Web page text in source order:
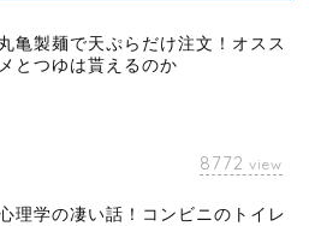
丸亀製麺で天ぷらだけ注文！オスス
メとつゆは貰えるのか
8772 view
理学の凄い話！コンビニのトイレ